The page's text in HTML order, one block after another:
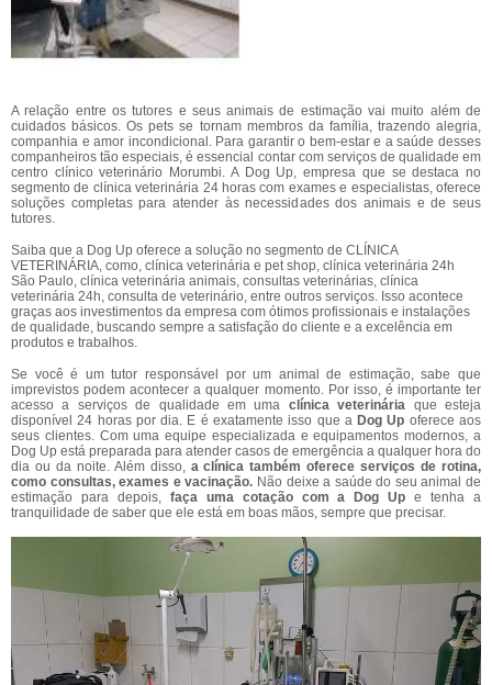
A relação entre os tutores e seus animais de estimação vai muito além de
cuidados básicos. Os pets se tornam membros da família, trazendo alegria,
companhia e amor incondicional. Para garantir o bem-estar e a saúde desses
companheiros tão especiais, é essencial contar com serviços de qualidade em
centro clínico veterinário Morumbi. A Dog Up, empresa que se destaca no
segmento de clínica veterinária 24 horas com exames e especialistas, oferece
soluções completas para atender às necessidades dos animais e de seus
tutores.
Saiba que a Dog Up oferece a solução no segmento de CLÍNICA
VETERINÁRIA, como, clínica veterinária e pet shop, clínica veterinária 24h
São Paulo, clínica veterinária animais, consultas veterinárias, clínica
veterinária 24h, consulta de veterinário, entre outros serviços. Isso acontece
graças aos investimentos da empresa com ótimos profissionais e instalações
de qualidade, buscando sempre a satisfação do cliente e a excelência em
produtos e trabalhos.
Se você é um tutor responsável por um animal de estimação, sabe que
imprevistos podem acontecer a qualquer momento. Por isso, é importante ter
acesso a serviços de qualidade em uma clínica veterinária que esteja
disponível 24 horas por dia. E é exatamente isso que a Dog Up oferece aos
seus clientes. Com uma equipe especializada e equipamentos modernos, a
Dog Up está preparada para atender casos de emergência a qualquer hora do
dia ou da noite. Além disso, a clínica também oferece serviços de rotina,
como consultas, exames e vacinação. Não deixe a saúde do seu animal de
estimação para depois, faça uma cotação com a Dog Up e tenha a
tranquilidade de saber que ele está em boas mãos, sempre que precisar.